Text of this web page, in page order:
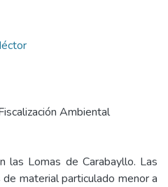
Ambiental
las Lomas de Carabayllo. Las
material particulado menor a